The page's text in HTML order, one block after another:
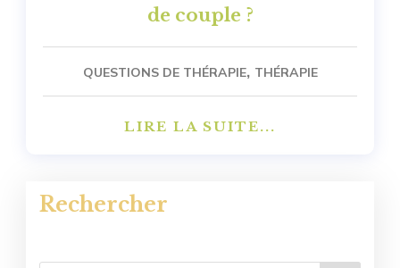
de couple ?
QUESTIONS DE THÉRAPIE, THÉRAPIE
LIRE LA SUITE...
Rechercher